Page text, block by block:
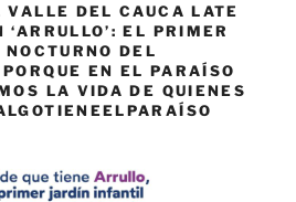
VALLE DEL CAUCA LATE
EL PRIMER
DEL
EN EL PARAÍSO
LA VIDA DE QUIENES